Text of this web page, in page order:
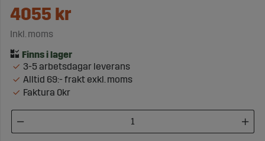
4055 kr
Inkl. moms
3-5 arbetsdagar leverans
Alltid 69:- frakt exkl. moms
Faktura 0kr